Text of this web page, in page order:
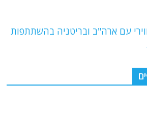
k
עם ארה"ב ובריטניה בהשתתפות